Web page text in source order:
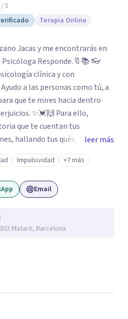
/ 5
Terapia Online
Jacas y me encontrarás en
Psicóloga Responde.🔖📚 👓
y con
✨💓🙌 Para ello,
tus
leer más
Impulsividad +7 más
Email
Mataró, Barcelona